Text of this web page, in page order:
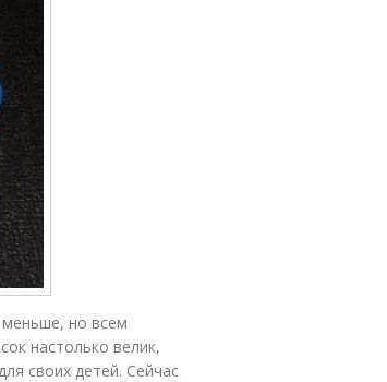
но всем
настолько велик,
своих детей. Сейчас